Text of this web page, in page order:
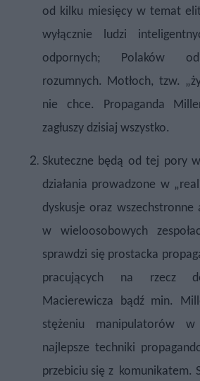
od kilku miesięcy w temat
wyłącznie ludzi
odpornych; Polaków
rozumnych. Motłoch, tzw.
nie chce. Propaganda
zagłuszy dzisiaj wszystko.
Skuteczne będą od tej pory
działania prowadzone w
dyskusje oraz wszechstronne
w wieloosobowych
sprawdzi się prostacka
pracujących na rzecz
Macierewicza bądź min.
stężeniu manipulatorów
najlepsze techniki
przebiciu się z komunikatem.